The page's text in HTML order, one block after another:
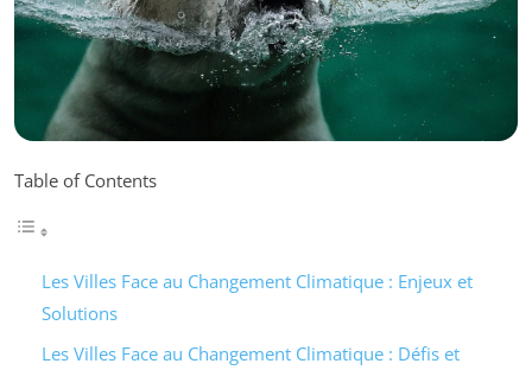
Table of Contents
Les Villes Face au Changement Climatique : Enjeux et
Solutions
Les Villes Face au Changement Climatique : Défis et